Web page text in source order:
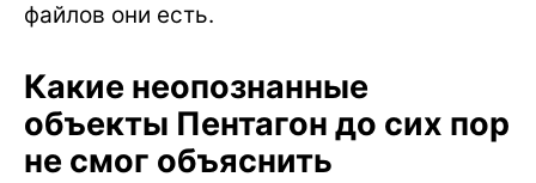
файлов они есть.
Какие неопознанные
объекты Пентагон до сих пор
не смог объяснить